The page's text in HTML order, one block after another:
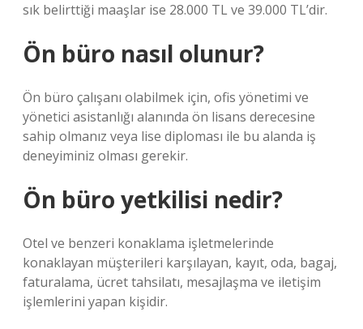
sık belirttiği maaşlar ise 28.000 TL ve 39.000 TL’dir.
Ön büro nasıl olunur?
Ön büro çalışanı olabilmek için, ofis yönetimi ve
yönetici asistanlığı alanında ön lisans derecesine
sahip olmanız veya lise diploması ile bu alanda iş
deneyiminiz olması gerekir.
Ön büro yetkilisi nedir?
Otel ve benzeri konaklama işletmelerinde
konaklayan müşterileri karşılayan, kayıt, oda, bagaj,
faturalama, ücret tahsilatı, mesajlaşma ve iletişim
işlemlerini yapan kişidir.